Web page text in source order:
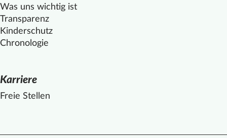
Was uns wichtig ist
Transparenz
Kinderschutz
Chronologie
Karriere
Freie Stellen